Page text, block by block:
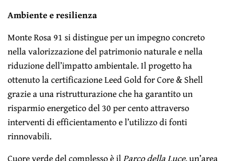
Ambiente e resilienza
Monte Rosa 91 si distingue per un impegno concreto
nella valorizzazione del patrimonio naturale e nella
riduzione dell’impatto ambientale. Il progetto ha
ottenuto la certificazione LeedGold for Core & Shell
grazie a una ristrutturazione che ha garantito un
risparmio energetico del 30 per cento attraverso
interventi di efficientamento e l’utilizzo di fonti
rinnovabili.
Cuore verde del complesso è ilParco della Luce, un’area